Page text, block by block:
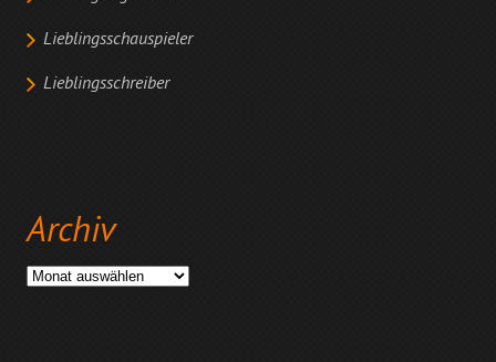
Lieblingsschauspieler
Lieblingsschreiber
Archiv
Archiv